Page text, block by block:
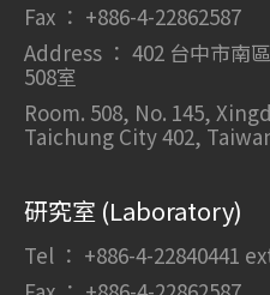
Fax ： +886-4-22862587
Address ： 402 台中市南
508室
Room. 508, No. 145,
Taichung City 402,
研究室 (Laboratory)
Tel ： +886-4-22840441